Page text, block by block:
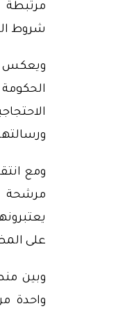
مرتبطة
شروط
ويعكس
ومع
مرشحة
على
وبين
واحدة